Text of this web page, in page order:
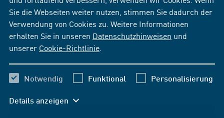
Sie die Webseiten weiter nutzen, stimmen Sie dadurch der
Verwendung von Cookies zu. Weitere Informationen
erhalten Sie in unseren Datenschutzhinweisen und
unserer Cookie-Richtlinie
Notwendig Funktional Personalisierung
Details anzeigen